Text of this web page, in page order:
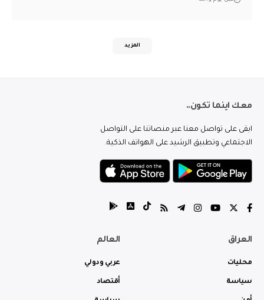
المزيد
معك اينما تكون..
ابقى على تواصل معنا عبر منصاتنا على التواصل
الاجتماعي وتطبيق الرشيد على الهواتف الذكية.
العراق
محليات
سياسة
العالم
عربي ودولي
أقتصاد